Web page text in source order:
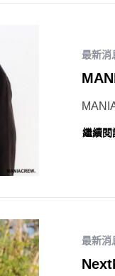
最新消
繼續閱
最新消